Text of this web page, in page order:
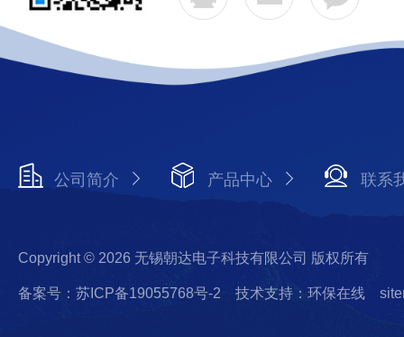
公司简介 产品中心 联系
Copyright © 2026 无锡朝达电子科技有限公司 版权所有
备案号：苏ICP备19055768号-2 技术支持：环保在线